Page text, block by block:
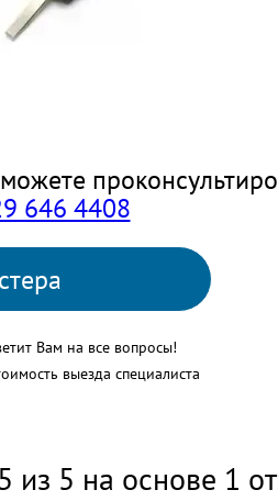
646 4408
Вам на все вопросы!
выезда специалиста
5 из 5 на основе 1